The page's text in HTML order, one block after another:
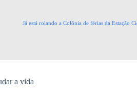
Já está rolando a Colônia de férias da Estação
a vida